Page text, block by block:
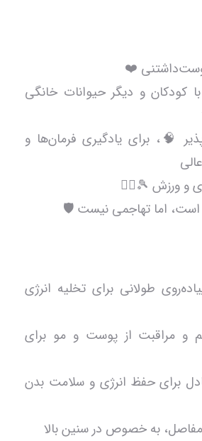
دوست‌داشتنی ❤️
کودکان و دیگر حیوانات خانگی
🧠، برای یادگیری فرمان‌ها و
و ورزش 🎾🏃‍♂️
اما تهاجمی نیست 🛡️
طولانی برای تخلیه انرژی
و مراقبت از پوست و مو برای
برای حفظ انرژی و سلامت بدن
به خصوص در سنین بالا